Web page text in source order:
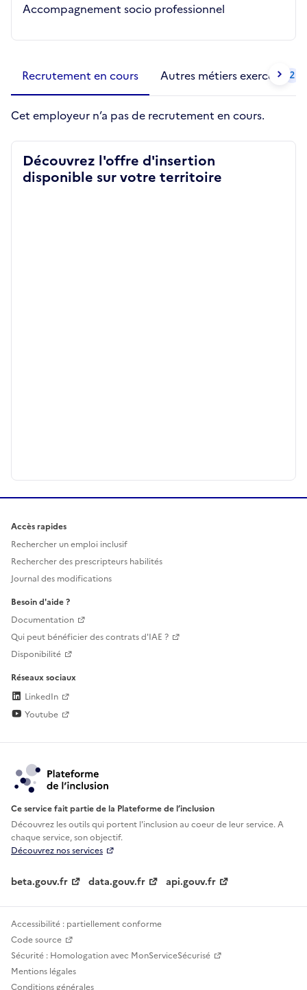
Accompagnement socio professionnel
Recrutement en cours Autres métiers exercés 2
Cet employeur n’a pas de recrutement en cours.
Découvrez l'offre d'insertion
disponible sur votre territoire
Accès rapides
Rechercher un emploi inclusif
Rechercher des prescripteurs habilités
Journal des modifications
Besoin d'aide ?
Documentation
Qui peut bénéficier des contrats d'IAE ?
Disponibilité
Réseaux sociaux
LinkedIn
Youtube
Ce service fait partie de la Plateforme de l’inclusion
Découvrez les outils qui portent l'inclusion aucoeur de leur service. A
chaque service, son objectif.
Découvrez nos services
beta.gouv.fr data.gouv.fr api.gouv.fr
Accessibilité : partiellement conforme
Code source
Sécurité : Homologation avec MonServiceSécurisé
Mentions légales
Conditions générales